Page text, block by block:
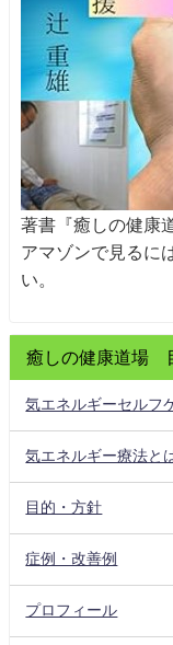
著書『癒しの健康
アマゾンで見るに
い。
癒しの健康道場
気エネルギーセルフ
気エネルギー療法と
目的・方針
症例・改善例
プロフィール